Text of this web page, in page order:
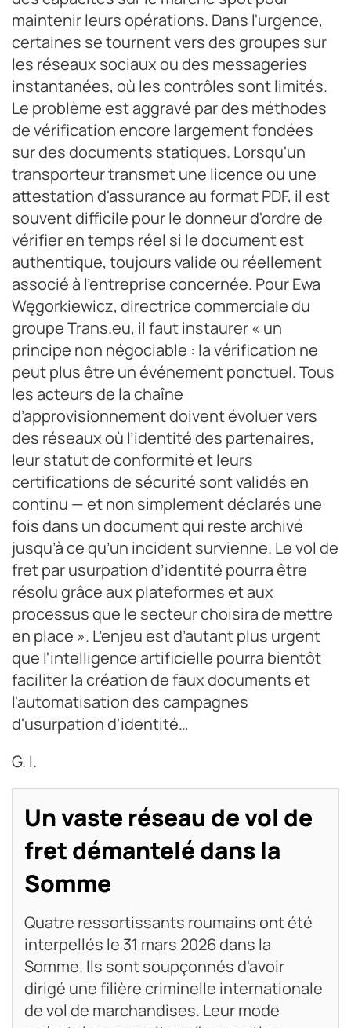
maintenir leurs opérations. Dans l'urgence,
certaines se tournent vers des groupes sur
les réseaux sociaux ou des messageries
instantanées, où les contrôles sont limités.
Le problème est aggravé par des méthodes
de vérification encore largement fondées
sur des documents statiques. Lorsqu'un
transporteur transmet une licence ou une
attestation d'assurance au format PDF, il est
souvent difficile pour le donneur d'ordre de
vérifier en temps réel si le document est
authentique, toujours valide ou réellement
associé à l'entreprise concernée. Pour Ewa
Węgorkiewicz, directrice commerciale du
groupe Trans.eu, il faut instaurer « un
principe non négociable : la vérification ne
peut plus être un événement ponctuel. Tous
les acteurs de la chaîne
d’approvisionnement doivent évoluer vers
des réseaux où l’identité des partenaires,
leur statut de conformité et leurs
certifications de sécurité sont validés en
continu — et non simplement déclarés une
fois dans un document qui reste archivé
jusqu’à ce qu’un incident survienne. Le vol de
fret par usurpation d’identité pourra être
résolu grâce aux plateformes et aux
processus que le secteur choisira de mettre
en place ». L’enjeu est d’autant plus urgent
que l'intelligence artificielle pourra bientôt
faciliter la création de faux documents et
l'automatisation des campagnes
d'usurpation d'identité…
G. I.
Un vaste réseau de vol de
fret démantelé dans la
Somme
Quatre ressortissants roumains ont été
interpellés le 31 mars 2026 dans la
Somme. Ils sont soupçonnés d'avoir
dirigé une filière criminelle internationale
de vol de marchandises. Leur mode